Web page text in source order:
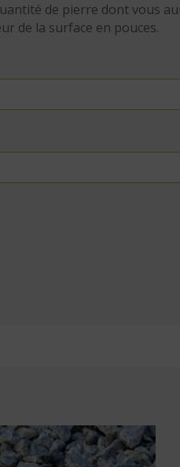
de pierre dont vous
de la surface en pouces.